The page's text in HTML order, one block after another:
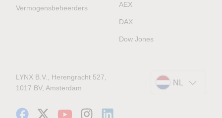
Vermogensbeheerders AEX
DAX
Dow Jones
LYNX B.V., Herengracht 527,
1017 BV, Amsterdam
NL